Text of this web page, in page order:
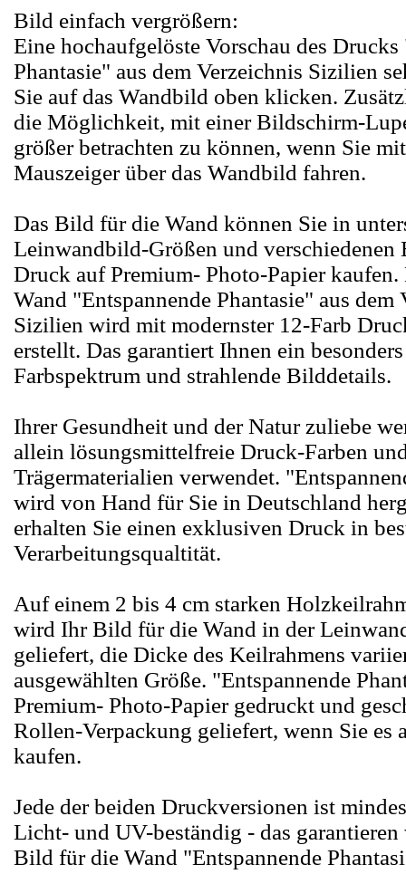
Bild einfach vergrößern:
Eine hochaufgelöste Vorschau des Drucks
Phantasie" aus dem Verzeichnis Sizilien
Sie auf das Wandbild oben klicken.
die Möglichkeit, mit einer Bildschirm-
größer betrachten zu können, wenn Sie
Mauszeiger über das Wandbild fahren.
Das Bild für die Wand können Sie in
Leinwandbild-Größen und verschiedenen
Druck auf Premium- Photo-Papier
Wand "Entspannende Phantasie" aus dem
Sizilien wird mit modernster 12-Farb
erstellt. Das garantiert Ihnen ein
Farbspektrum und strahlende Bilddetails.
Ihrer Gesundheit und der Natur zuliebe
allein lösungsmittelfreie Druck-Farben
Trägermaterialien verwendet.
wird von Hand für Sie in Deutschland
erhalten Sie einen exklusiven Druck in
Verarbeitungsqualtität.
Auf einem 2 bis 4 cm starken
wird Ihr Bild für die Wand in der
geliefert, die Dicke des Keilrahmens
ausgewählten Größe. "Entspannende
Premium- Photo-Papier gedruckt und
Rollen-Verpackung geliefert, wenn Sie es
kaufen.
Jede der beiden Druckversionen ist
Licht- und UV-beständig - das
Bild für die Wand "Entspannende